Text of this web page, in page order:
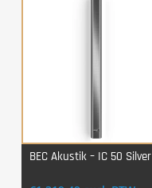
BEC Akustik – IC 50 Silver